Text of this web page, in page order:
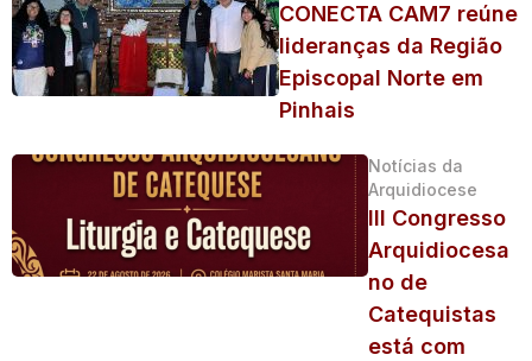
CONECTA CAM7 reúne
lideranças da Região
Episcopal Norte em
Pinhais
Notícias da
Arquidiocese
III Congresso
Arquidiocesa
no de
Catequistas
está com